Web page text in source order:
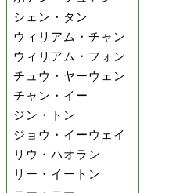
シェン・タン
ウィリアム・チャン
ウィリアム・フォン
チュウ・ヤーウェン
チャン・イー
ジン・トン
ジョウ・イーウェイ
リウ・ハオラン
リー・イートン